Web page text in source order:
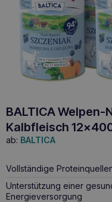
BALTICA
Kalbfleisch
ab: BALTICA
Vollständige
Unterstützung einer
Energieversorgung